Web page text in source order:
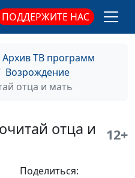
ПОДДЕРЖИТЕ НАС
Архив ТВ программ
Возрождение
отца и мать
отца и
12+
Поделиться:
Качалаба,
практической
#158
практической
Качалаба,